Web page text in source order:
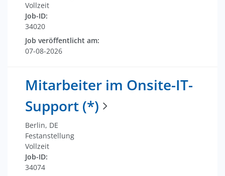
Vollzeit
Job-ID:
34020
Job veröffentlicht am:
07-08-2026
Mitarbeiter im Onsite-IT-
Support (*)
Berlin, DE
Festanstellung
Vollzeit
Job-ID:
34074